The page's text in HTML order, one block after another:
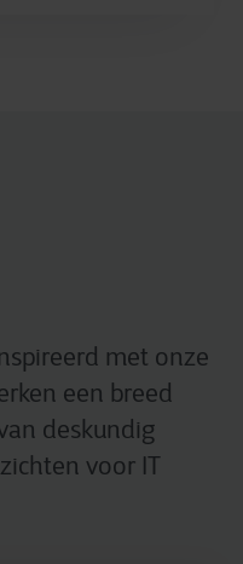
met onze
een breed
deskundig
voor IT